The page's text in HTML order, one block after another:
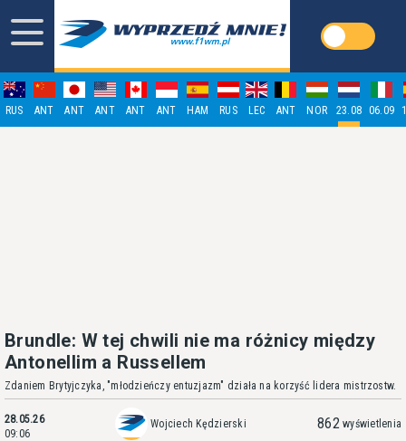
RUS ANT ANT ANT ANT ANT HAM RUS LEC ANT NOR 23.08 06.09
Brundle: W tej chwili nie ma różnicy między
Antonellim a Russellem
Zdaniem Brytyjczyka, "młodzieńczy entuzjazm" działa na korzyść lidera mistrzostw.
28.05.26
09:06
Wojciech Kędzierski 862 wyświetlenia